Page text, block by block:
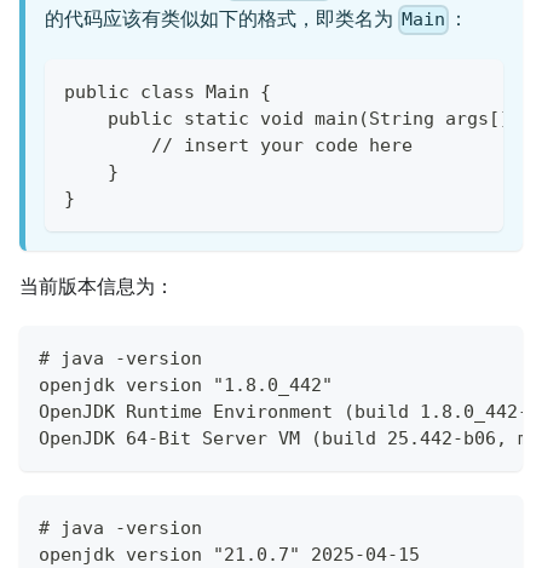
的代码应该有类似如下的格式，即类名为 Main ：
public class Main {
public static void main(String args[])
        // insert your code here
    }
}
当前版本信息为：
# java -version
openjdk version "1.8.0_442"
OpenJDK Runtime Environment (build 1.8.0_442-
OpenJDK 64-Bit Server VM (build 25.442-b06,
# java -version
openjdk version "21.0.7" 2025-04-15